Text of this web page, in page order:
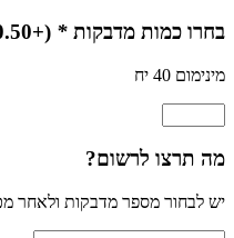
בחרו כמות מדבקות *
(+
מינימום 40 יח
מה תרצו לרשום?
יש לבחור מספר מדבקות ולאחר